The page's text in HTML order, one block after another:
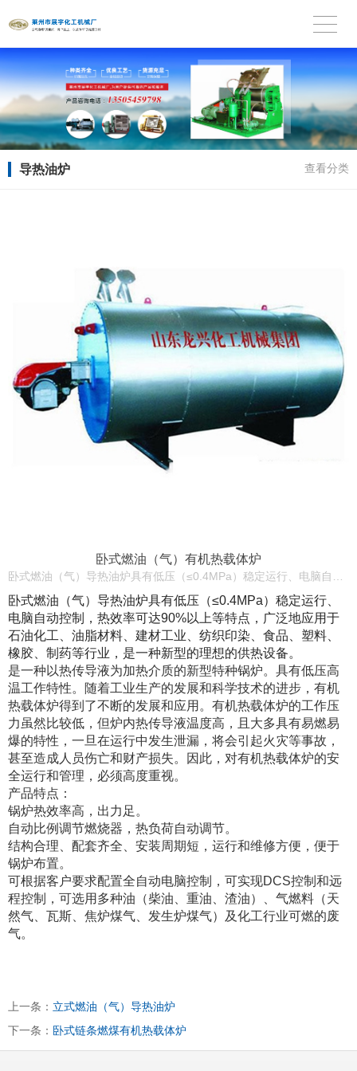
导热油炉 查看分类
卧式燃油（气）有机热载体炉
卧式燃油（气）导热油炉具有低压（≤0.4MPa）稳定运行、电脑自动控制，热效率可达90%以上等特点，广泛地应用于石油化工、油脂材料、建材工业、纺织印染、食品、塑料、橡胶、制药等行业，是一种新型的理想的供热设备。
卧式燃油（气）导热油炉具有低压（≤0.4MPa）稳定运行、
电脑自动控制，热效率可达90%以上等特点，广泛地应用于
石油化工、油脂材料、建材工业、纺织印染、食品、塑料、
橡胶、制药等行业，是一种新型的理想的供热设备。
是一种以热传导液为加热介质的新型特种锅炉。具有低压高
温工作特性。随着工业生产的发展和科学技术的进步，有机
热载体炉得到了不断的发展和应用。有机热载体炉的工作压
力虽然比较低，但炉内热传导液温度高，且大多具有易燃易
爆的特性，一旦在运行中发生泄漏，将会引起火灾等事故，
甚至造成人员伤亡和财产损失。因此，对有机热载体炉的安
全运行和管理，必须高度重视。
产品特点：
锅炉热效率高，出力足。
自动比例调节燃烧器，热负荷自动调节。
结构合理、配套齐全、安装周期短，运行和维修方便，便于
锅炉布置。
可根据客户要求配置全自动电脑控制，可实现DCS控制和远
程控制，可选用多种油（柴油、重油、渣油）、气燃料（天
然气、瓦斯、焦炉煤气、发生炉煤气）及化工行业可燃的废
气。
上一条： 立式燃油（气）导热油炉
下一条： 卧式链条燃煤有机热载体炉